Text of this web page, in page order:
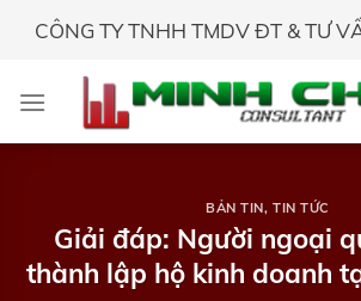
CÔNG TY TNHH TMDV ĐT & TƯ
BẢN TIN,TIN TỨC
Giải đáp: Người ngoại
thành lập hộ kinh doanh